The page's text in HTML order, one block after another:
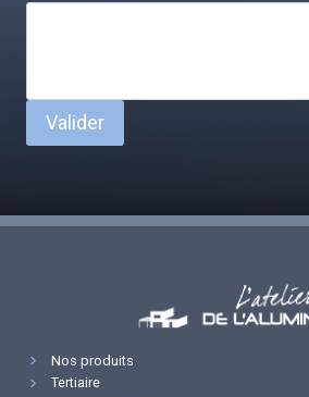
Valider
Nos produits
Tertiaire